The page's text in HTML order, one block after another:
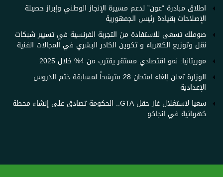
اطلاق مبادرة “عون” لدعم مسيرة الإنجاز الوطني وإبراز حصيلة
الإصلاحات بقيادة رئيس الجمهورية
صوملك تسعى للاستفادة من التجربة الفرنسية في تسيير شبكات
نقل وتوزيع الكهرباء و تكوين الكادر البشري في المجالات الفنية
موريتانيا: نمو اقتصادي مستقر يقترب من 4% خلال 2025
الوزارة تعلن إلغاء امتحان 28 مترشحاً لمسابقة ختم الدروس
الإعدادية
سعيا لاستغلال غاز حقل GTA.. الحكومة تصادق على إنشاء محطة
كهربائية في انجاكو